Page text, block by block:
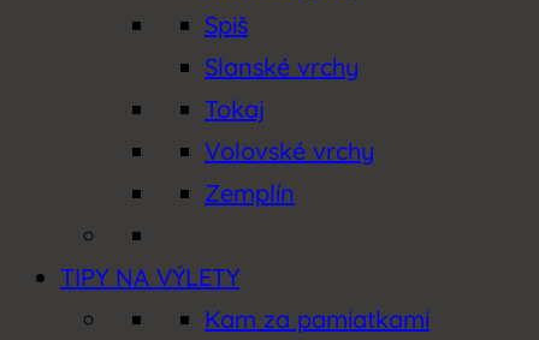
Spiš
Slanské vrchy
Tokaj
Volovské vrchy
Zemplín
TIPY NA VÝLETY
Kam za pamiatkami